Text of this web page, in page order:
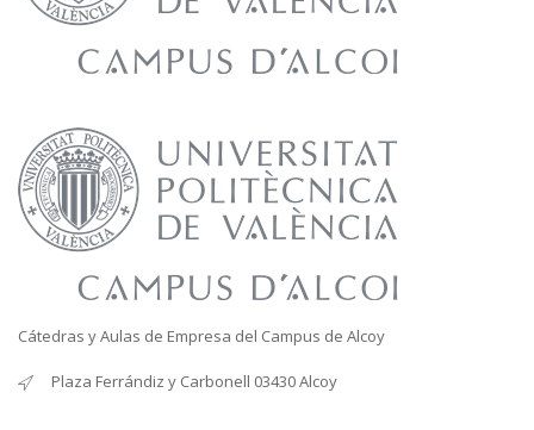
Cátedras y Aulas de Empresa del Campus de Alcoy
Plaza Ferrándiz y Carbonell 03430 Alcoy